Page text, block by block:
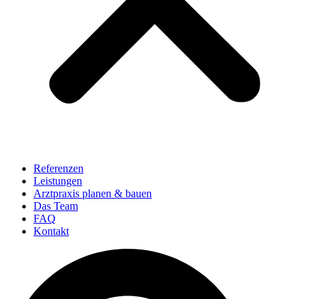
Referenzen
Leistungen
Arztpraxis planen & bauen
Das Team
FAQ
Kontakt